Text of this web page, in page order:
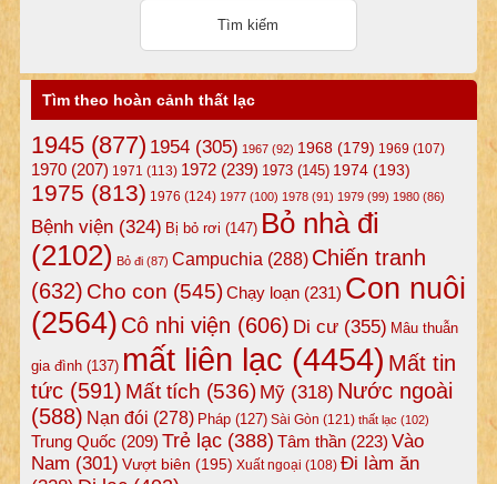
Tìm theo hoàn cảnh thất lạc
1945(877) 1954(305) 1967(92) 1968(179) 1969 (107)
1970(207) 1971 (113) 1972(239) 1973(145) 1974(193)
1975 (813) 1976 (124) 1977(100) 1978(91) 1979(99) 1980(86)
Bệnh viện(324) Bị bỏ rơi (147) Bỏ nhà đi
(2102) Bỏ đi(87) Campuchia (288) Chiến tranh
(632) Cho con (545)Chạy loạn(231) Con nuôi
(2564) Cô nhi viện (606) Di cư(355) Mâu thuẫn
gia đình(137) mất liên lạc (4454) Mất tin
tức(591) Mất tích (536) Mỹ(318) Nước ngoài
(588) Nạn đói (278) Pháp(127) Sài Gòn (121) thất lạc (102)
Trung Quốc (209) Trẻ lạc(388) Tâm thần(223) Vào
Nam (301) Vượt biên (195) Xuất ngoại (108) Đi làm ăn